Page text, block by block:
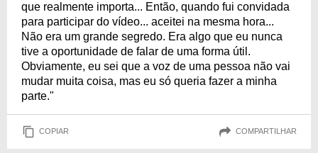
que realmente importa... Então, quando fui convidada
para participar do vídeo... aceitei na mesma hora...
Não era um grande segredo. Era algo que eu nunca
tive a oportunidade de falar de uma forma útil.
Obviamente, eu sei que a voz de uma pessoa não vai
mudar muita coisa, mas eu só queria fazer a minha
parte."
COPIAR COMPARTILHAR